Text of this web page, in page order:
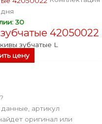
дня
30
42050022
зубчатые L
цену
артикул
оригинал или